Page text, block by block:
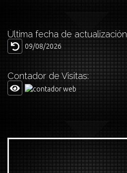
Última fecha de actualización
09/08/2026
Contador de Visitas: